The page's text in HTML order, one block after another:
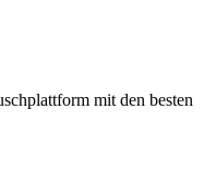
mit den besten